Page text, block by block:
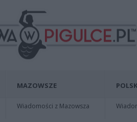
MAZOWSZE
Wiadomości z Mazowsza